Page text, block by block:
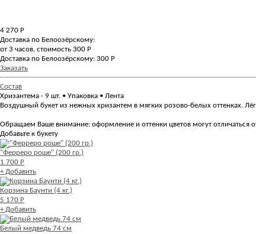
4 270 Р
Доставка по Белоозёрскому:
от 3 часов, стоимость 300 Р
Доставка по Белоозёрскому: 300 Р
Заказать
Состав
Хризантема - 9 шт. • Упаковка • Лента
Воздушный букет из нежных хризантем в мягких розово-белых оттенках.
Обращаем Ваше внимание: оформление и оттенки цветов могут
Добавьте к букету
"Ферреро роше" (200 гр.)
1 700 Р
+ Добавить
Корзина Баунти (4 кг.)
5 170 Р
+ Добавить
Белый медведь 74 см